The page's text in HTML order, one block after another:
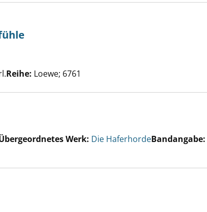
anzeigen
Reihe: Loewe; 6761
Werk: Die HaferhordeBandangabe: